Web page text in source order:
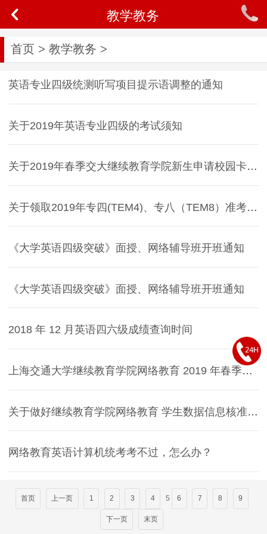
教学教务
首页 >教学教务 >
英语专业四级统测听写项目提示语调整的通知
关于2019年英语专业四级的考试须知
关于2019年春季交大继续教育学院新生申请校园卡通知
关于领取2019年专四(TEM4)、专八（TEM8）准考证的通知
《大学英语四级突破》面授、网络辅导班开班通知
《大学英语四级突破》面授、网络辅导班开班通知
2018 年 12 月英语四六级成绩查询时间
上海交通大学继续教育学院网络教育 2019 年春季重新学习及补修报名通知
关于做好继续教育学院网络教育 学生数据信息核准和补录的通知
网络教育英语计算机统考考不过，怎么办？
首页 上一页 1 2 3 4 5 6 7 8 9
下一页 末页